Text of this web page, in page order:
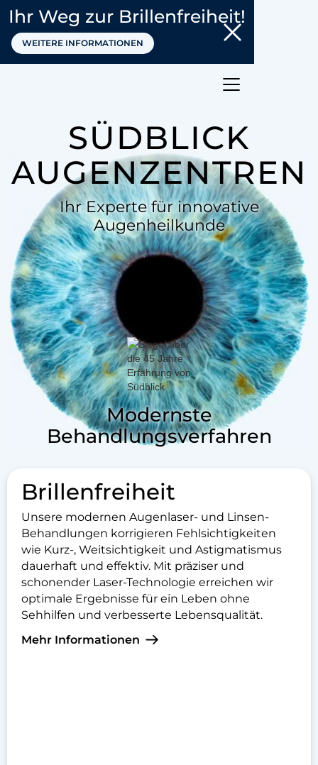
Ihr Weg zur Brillenfreiheit!
WEITERE INFORMATIONEN
SÜDBLICK
AUGENZENTREN
Ihr Experte für innovative
Augenheilkunde
Modernste
Behandlungsverfahren
Brillenfreiheit
Unsere modernen Augenlaser- und Linsen-
Behandlungen korrigieren Fehlsichtigkeiten
wie Kurz-, Weitsichtigkeit und Astigmatismus
dauerhaft und effektiv. Mit präziser und
schonender Laser-Technologie erreichen wir
optimale Ergebnisse für ein Leben ohne
Sehhilfen und verbesserte Lebensqualität.
Mehr Informationen